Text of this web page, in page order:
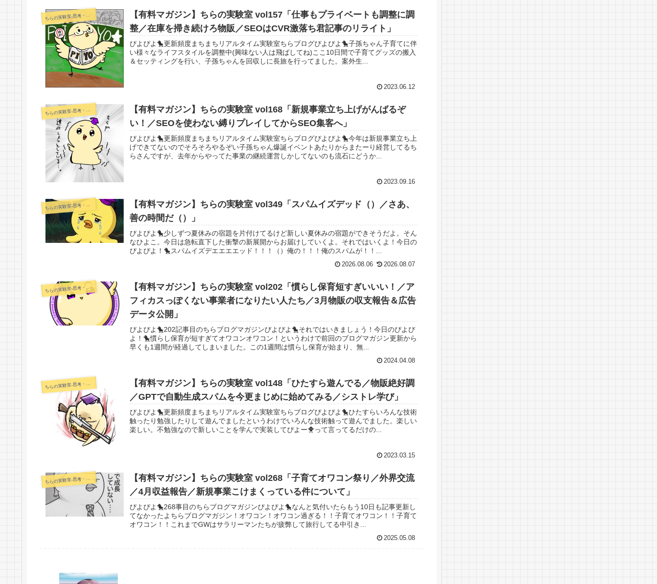
ち らの実験室-思考・失敗談・リアルタイム実況等を発信します-
【有料マガジン】ちらの実験室 vol157「仕事もプライベートも調整に調
整／在庫を掃き続けろ物販／SEOはCVR激落ち君記事のリライト」
ぴよぴよ🐤更新頻度まちまちリアルタイム実験室ちらブログぴよぴよ🐤子孫ちゃん子育てに伴
い様々なライフスタイルを調整中(興味ない人は飛ばしてね)ここ10日間で子育てグッズの搬入
＆セッティングを行い、子孫ちゃんを回収しに長旅を行ってました。案外生...
2023.06.12
ち らの実験室-思考・失敗談・リアルタイム実況等を発信します-
【有料マガジン】ちらの実験室 vol168「新規事業立ち上げがんばるぞ
い！／SEOを使わない縛りプレイしてからSEO集客へ」
ぴよぴよ🐤更新頻度まちまちリアルタイム実験室ちらブログぴよぴよ🐤今年は新規事業立ち上
げできてないのでそろそろやるぞい子孫ちゃん爆誕イベントあたりからまたーり経営してるち
らさんですが、去年からやってた事業の継続運営しかしてないのも流石にどうか...
2023.09.16
ち らの実験室-思考・失敗談・リアルタイム実況等を発信します-
【有料マガジン】ちらの実験室 vol349「スパムイズデッド（）／さあ、
善の時間だ（）」
ぴよぴよ🐤少しずつ夏休みの宿題を片付けてるけど新しい夏休みの宿題ができそうだよ。そん
なひよこ。今日は急転直下した衝撃の新展開からお届けしていくよ。それではいくよ！今日の
ぴよぴよ！🐤スパムイズデエエエエッド！！！（）俺の！！！俺のスパムが！！...
2026.08.06 2026.08.07
ち らの実験室-思考・失敗談・リアルタイム実況等を発信します-
【有料マガジン】ちらの実験室 vol202「慣らし保育短すぎいいい！／ア
フィカスっぽくない事業者になりたい人たち／3月物販の収支報告＆広告
データ公開」
ぴよぴよ🐤202記事目のちらブログマガジンぴよぴよ🐤それではいきましょう！今日のぴよぴ
よ！🐤慣らし保育が短すぎてオワコンオワコン！というわけで前回のブログマガジン更新から
早くも1週間が経過してしまいました。この1週間は慣らし保育が始まり、無...
2024.04.08
ち らの実験室-思考・失敗談・リアルタイム実況等を発信します-
【有料マガジン】ちらの実験室 vol148「ひたすら遊んでる／物販絶好調
／GPTで自動生成スパムを今更まじめに始めてみる／シストレ学び」
ぴよぴよ🐤更新頻度まちまちリアルタイム実験室ちらブログぴよぴよ🐤ひたすらいろんな技術
触ったり勉強したりして遊んでましたというわけでいろんな技術触って遊んでました。楽しい
楽しい。不勉強なので新しいことを学んで実装してぴよー🐥って言ってるだけの...
2023.03.15
ち らの実験室-思考・失敗談・リアルタイム実況等を発信します-
【有料マガジン】ちらの実験室 vol268「子育てオワコン祭り／外界交流
／4月収益報告／新規事業こけまくっている件について」
ぴよぴよ🐤268事目のちらブログマガジンぴよぴよ🐤なんと気付いたらもう10日も記事更新し
てなかったよちらブログマガジン！オワコン！オワコン過ぎる！！子育てオワコン！！子育て
オワコン！！これまでGWはサラリーマンたちが疲弊して旅行してる中引き...
2025.05.08